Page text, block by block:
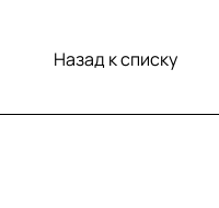
Назад к списку